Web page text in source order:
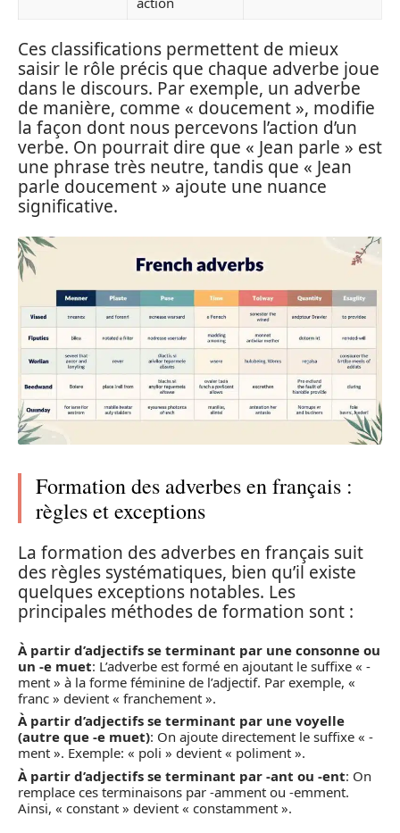
Ces classifications permettent de mieux
saisir le rôle précis que chaque adverbe joue
dans le discours. Par exemple, un adverbe
de manière, comme « doucement », modifie
la façon dont nous percevons l’action d’un
verbe. On pourrait dire que « Jean parle » est
une phrase très neutre, tandis que « Jean
parle doucement » ajoute une nuance
significative.
Formation des adverbes en français :
règles et exceptions
La formation des adverbes en français suit
des règles systématiques, bien qu’il existe
quelques exceptions notables. Les
principales méthodes de formation sont :
À partir d’adjectifs se terminant par une consonne ou
un -e muet: L’adverbe est formé en ajoutant le suffixe « -
ment » à la forme féminine de l’adjectif. Par exemple, «
franc » devient « franchement ».
À partir d’adjectifs se terminant par une voyelle
(autre que -e muet): On ajoute directement le suffixe « -
ment ». Exemple: « poli » devient « poliment ».
À partir d’adjectifs se terminant par -ant ou -ent: On
remplace ces terminaisons par -amment ou -emment.
Ainsi, « constant » devient « constamment ».